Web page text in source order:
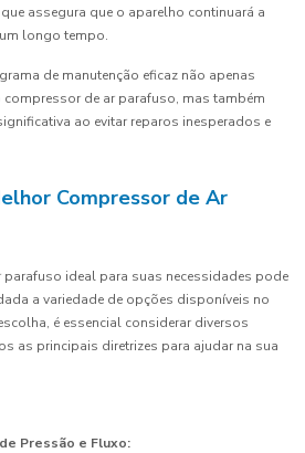
assegura que o aparelho continuará a
longo tempo.
de manutenção eficaz não apenas
de ar parafuso, mas também
ao evitar reparos inesperados e
Compressor de Ar
parafuso ideal para suas necessidades pode
a variedade de opções disponíveis no
é essencial considerar diversos
as principais diretrizes para ajudar na sua
Pressão e Fluxo: